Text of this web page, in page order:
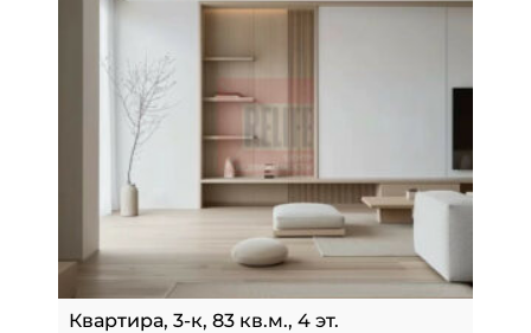
Квартира, 3-к, 83 кв.м., 4 эт.